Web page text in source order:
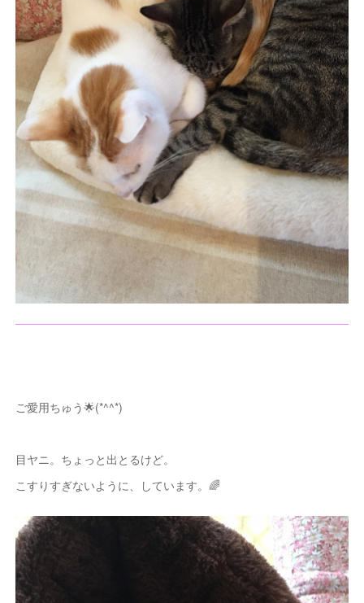
ご愛用ちゅう🌟(*^^*)
目ヤニ。ちょっと出とるけど。
こすりすぎないように、しています。🌈